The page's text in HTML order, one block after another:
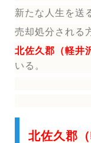
新たな人生を送
売却処分される
北佐久郡（軽井
いる。
北佐久郡